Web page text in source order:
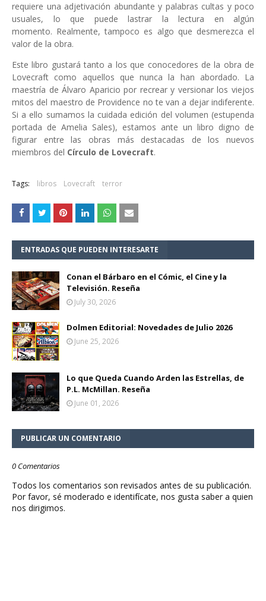
requiere una adjetivación abundante y palabras cultas y poco
usuales, lo que puede lastrar la lectura en algún
momento. Realmente, tampoco es algo que desmerezca el
valor de la obra.
Este libro gustará tanto a los que conocedores de la obra de
Lovecraft como aquellos que nunca la han abordado. La
maestría de Álvaro Aparicio por recrear y versionar los viejos
mitos del maestro de Providence no te van a dejar indiferente.
Si a ello sumamos la cuidada edición del volumen (estupenda
portada de Amelia Sales), estamos ante un libro digno de
figurar entre las obras más destacadas de los nuevos
miembros del Círculo de Lovecraft.
Tags: libros Lovecraft terror
ENTRADAS QUE PUEDEN INTERESARTE
Conan el Bárbaro en el Cómic, el Cine y la
Televisión. Reseña
July 30, 2026
Dolmen Editorial: Novedades de Julio 2026
June 25, 2026
Lo que Queda Cuando Arden las Estrellas, de
P.L. McMillan. Reseña
June 01, 2026
PUBLICAR UN COMENTARIO
0 Comentarios
Todos los comentarios son revisados antes de su publicación.
Por favor, sé moderado e identifícate, nos gusta saber a quien
nos dirigimos.